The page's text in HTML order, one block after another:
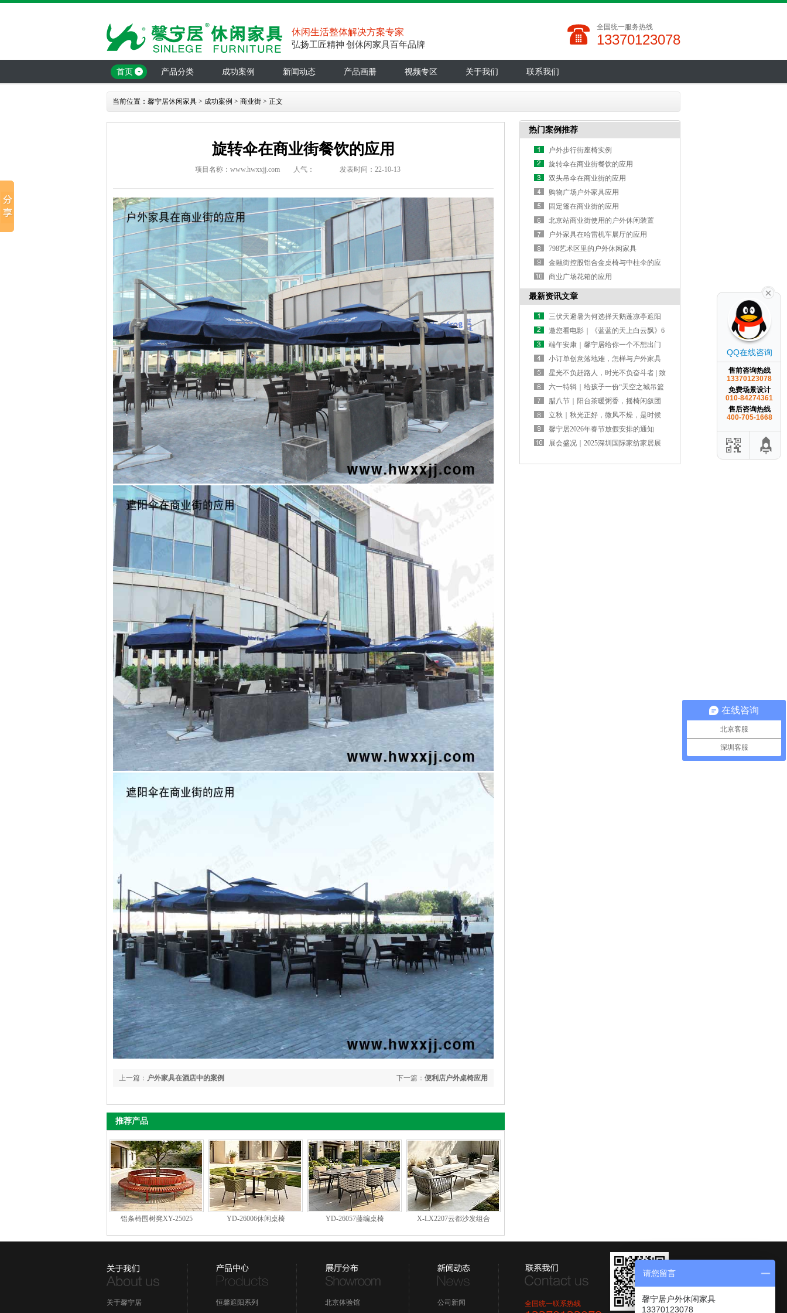
休闲生活整体解决方案专家
弘扬工匠精神 创休闲家具百年品牌
全国统一服务热线
13370123078
首页 产品分类 成功案例 新闻动态 产品画册 视频专区 关于我们 联系我们
当前位置： 馨宁居休闲家具 > 成功案例 > 商业街 > 正文
旋转伞在商业街餐饮的应用
项目名称：www.hwxxjj.com 人气： 发表时间：22-10-13
下一篇： 便利店户外桌椅应用
上一篇： 户外家具在酒店中的案例
推荐产品
铝条椅围树凳XY-25025 YD-26006休闲桌椅 YD-26057藤编桌椅 X-LX2207云都沙发组合
热门案例推荐
户外步行街座椅实例
旋转伞在商业街餐饮的应用
双头吊伞在商业街的应用
购物广场户外家具应用
固定篷在商业街的应用
北京站商业街使用的户外休闲装置
户外家具在哈雷机车展厅的应用
798艺术区里的户外休闲家具
金融街控股铝合金桌椅与中柱伞的应
用
商业广场花箱的应用
最新资讯文章
三伏天避暑为何选择天鹅蓬凉亭遮阳
避暑
邀您看电影｜《蓝蓝的天上白云飘》6
月30日全国公映，馨宁居萨纳营地的
草原生活首登大银幕
端午安康｜馨宁居给你一个不想出门
的理由
小订单创意落地难，怎样与户外家具
源头工厂合作？
星光不负赶路人，时光不负奋斗者 | 致
2026届高考生
六一特辑｜给孩子一份“天空之城吊篮
礼物”
腊八节｜阳台茶暖粥香，摇椅闲叙团
圆
立秋｜秋光正好，微风不燥，是时候
给庭院换一套“秋装”了
馨宁居2026年春节放假安排的通知
展会盛况｜2025深圳国际家纺家居展
关于馨宁居 恒馨遮阳系列 北京体验馆 公司新闻 全国统一联系热线
QQ在线咨询
售前咨询热线
13370123078
免费场景设计
010-84274361
售后咨询热线
400-705-1668
在线咨询
北京客服
深圳客服
请您留言
馨宁居户外休闲家具
13370123078